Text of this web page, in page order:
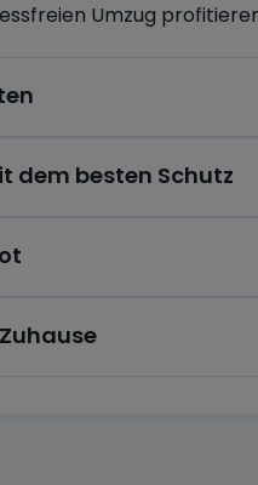
Umzug
dem besten Schutz